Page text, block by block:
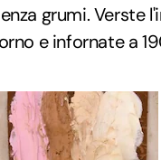
grumi. Verste
e infornate a